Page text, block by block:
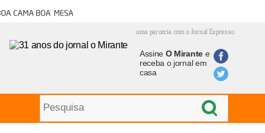
cama boa mesa
uma parceria com o Jornal Expresso
Assine O Mirantee
receba o jornal em
casa